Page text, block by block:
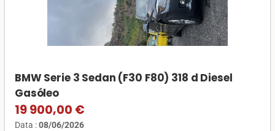
BMW Serie 3 Sedan (F30 F80) 318 d Diesel
Gasóleo
19 900,00 €
Data :08/06/2026